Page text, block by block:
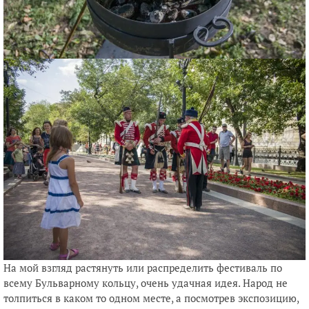
На мой взгляд растянуть или распределить фестиваль по
всему Бульварному кольцу, очень удачная идея. Народ не
толпиться в каком то одном месте, а посмотрев экспозицию,